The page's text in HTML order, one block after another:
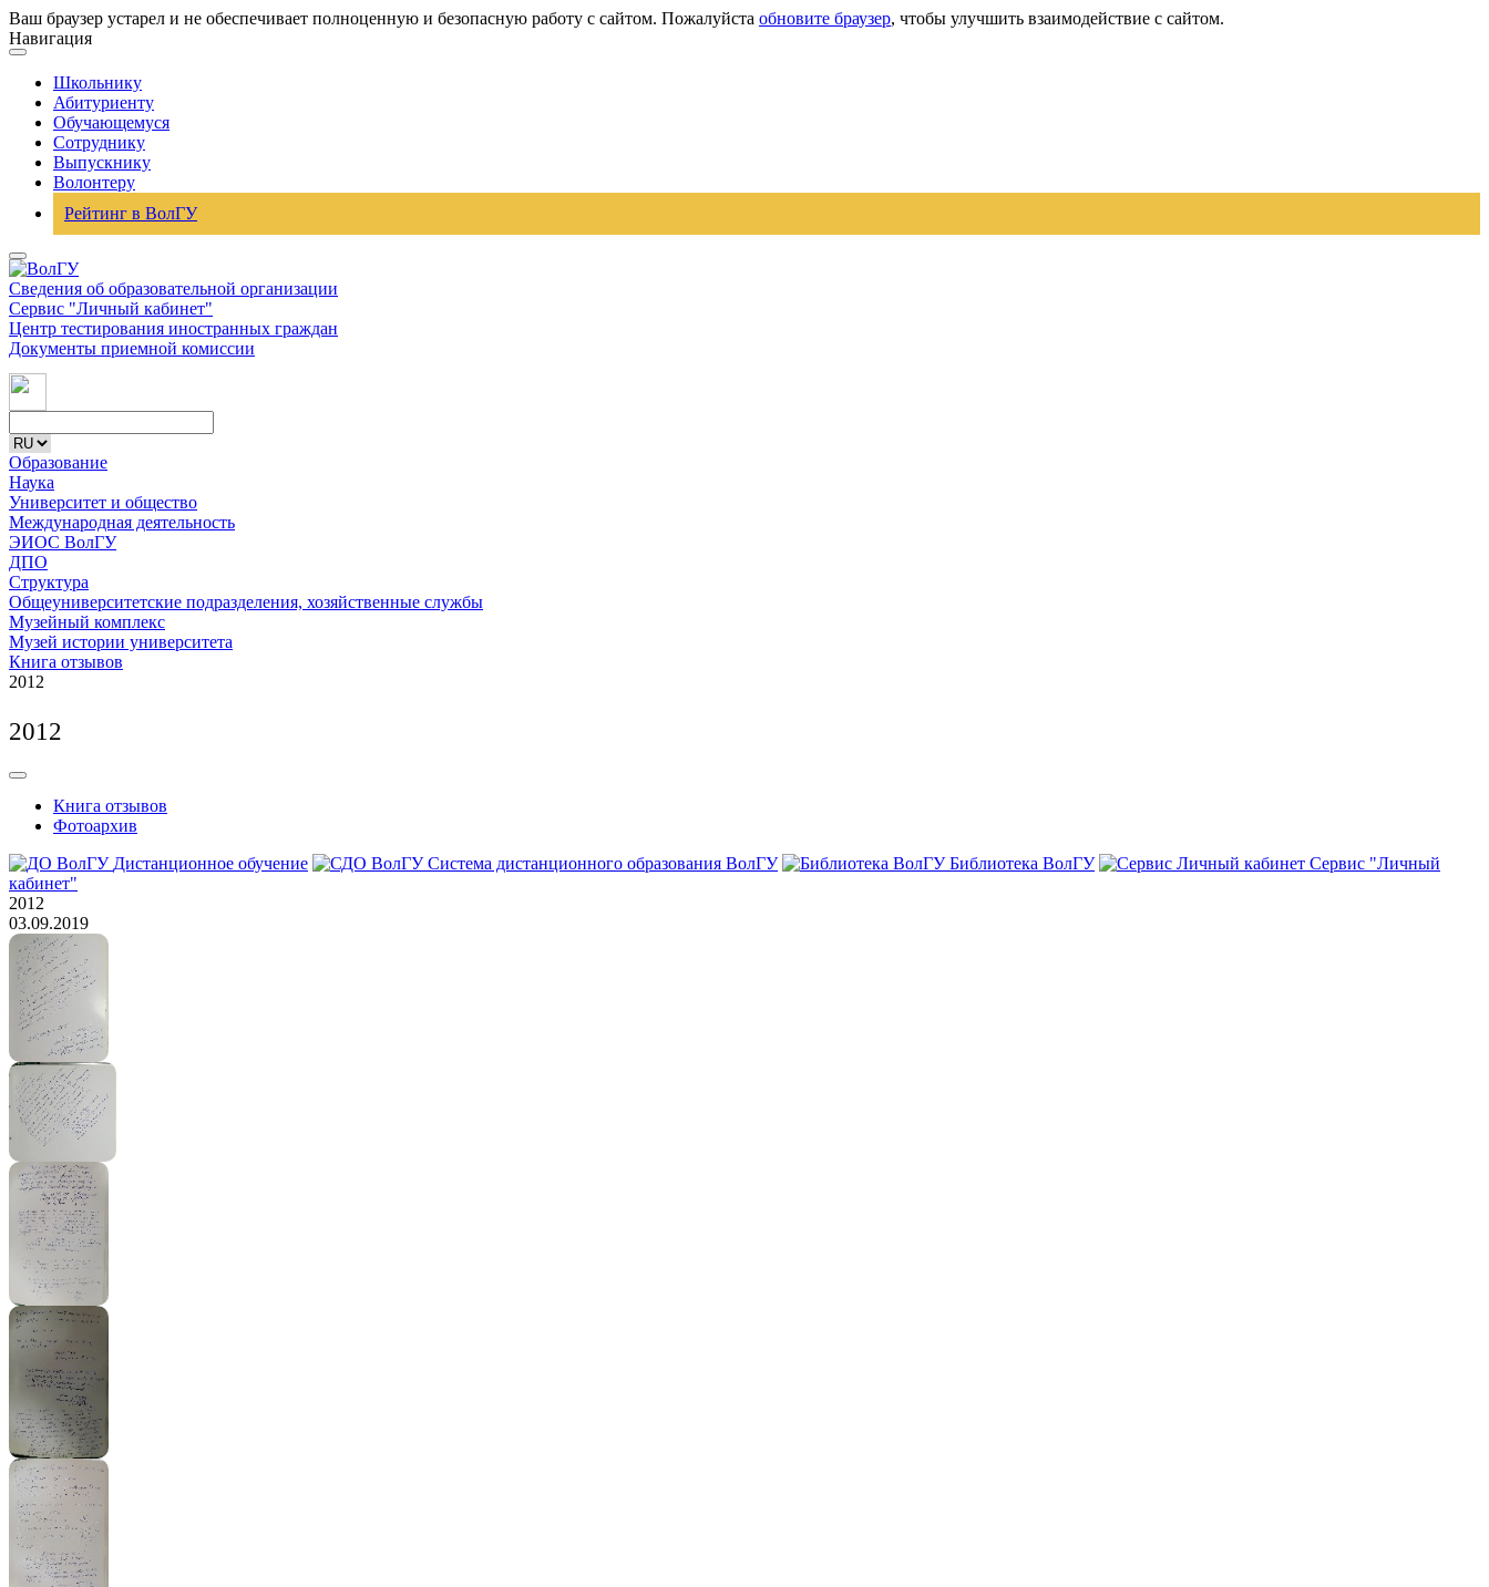
Ваш браузер устарел и не обеспечивает полноценную и безопасную работу с сайтом. Пожалуйста обновите браузер, чтобы улучшить взаимодействие с сайтом.
Навигация
Школьнику
Абитуриенту
Обучающемуся
Сотруднику
Выпускнику
Волонтеру
Рейтинг в ВолГУ
Сведения об образовательной организации
Сервис "Личный кабинет"
Центр тестирования иностранных граждан
Документы приемной комиссии
Образование
Наука
Университет и общество
Международная деятельность
ЭИОС ВолГУ
ДПО
Структура
Общеуниверситетские подразделения, хозяйственные службы
Музейный комплекс
Музей истории университета
Книга отзывов
2012
2012
Книга отзывов
Фотоархив
Дистанционное обучение
Система дистанционного образования ВолГУ Библиотека ВолГУ
Сервис "Личный
кабинет"
2012
03.09.2019